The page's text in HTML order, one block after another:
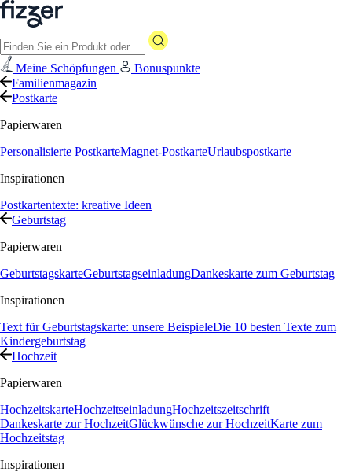
Meine Schöpfungen
Bonuspunkte
Familienmagazin
Postkarte
Papierwaren
Personalisierte PostkarteMagnet-PostkarteUrlaubspostkarte
Inspirationen
Postkartentexte: kreative Ideen
Geburtstag
Papierwaren
GeburtstagskarteGeburtstagseinladungDankeskarte zum Geburtstag
Inspirationen
Text für Geburtstagskarte: unsere BeispieleDie 10 besten Texte zum
Kindergeburtstag
Hochzeit
Papierwaren
HochzeitskarteHochzeitseinladungHochzeitszeitschrift
Dankeskarte zur HochzeitGlückwünsche zur HochzeitKarte zum
Hochzeitstag
Inspirationen